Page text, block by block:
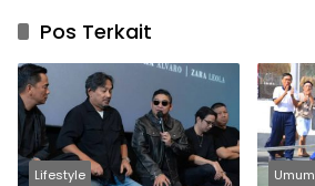
Pos Terkait
Lifestyle Umum